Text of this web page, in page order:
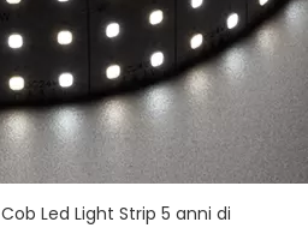
Português
Deutsch
日本語
한국어
Nederlands
Cob Led Light Strip 5 anni di